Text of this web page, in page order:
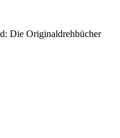
Die Originaldrehbücher